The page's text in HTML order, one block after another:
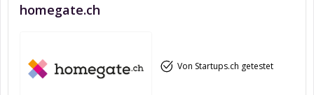
homegate.ch
Von Startups.ch getestet